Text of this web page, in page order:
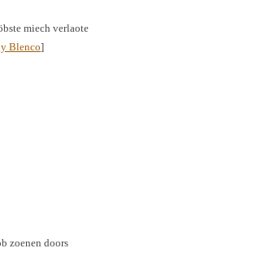
miech verlaote
Blenco]
zoenen doors